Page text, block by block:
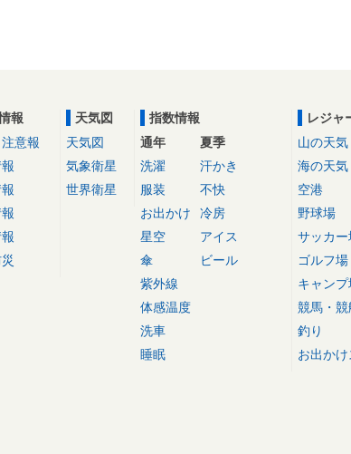
報
意報
天気図
天気図
気象衛星
世界衛星
指数情報
通年
洗濯
服装
お出かけ
星空
傘
紫外線
体感温度
洗車
睡眠
夏季
汗かき
不快
冷房
アイス
ビール
レジャ
山の天気
海の天気
空港
野球場
サッカー
ゴルフ場
キャンプ
競馬・
釣り
お出か